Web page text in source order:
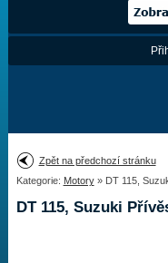
Provedení:
Výrobce:
Zpět na předchozí stránku
Kategorie: Motory» DT 115,
DT 115, Suzuki